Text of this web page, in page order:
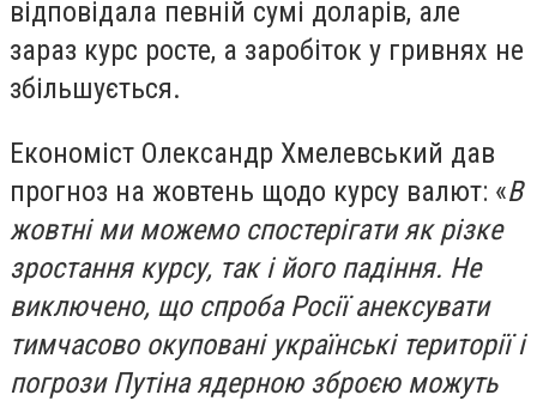
відповідала певній сумі доларів, але
зараз курс росте, а заробіток у гривнях не
збільшується.
Економіст Олександр Хмелевський дав
прогноз на жовтень щодо курсу валют: «В
жовтні ми можемо спостерігати як різке
зростання курсу, так і його падіння. Не
виключено, що спроба Росії анексувати
тимчасово окуповані українські території і
погрози Путіна ядерною зброєю можуть